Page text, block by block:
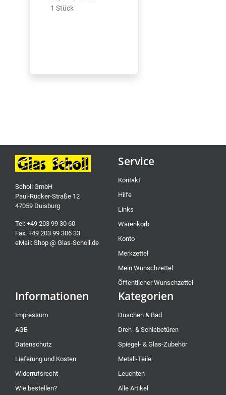
1 Stück
Scholl GmbH
Paul-Rücker-Straße 12
47059 Duisburg
Tel: +49 203 99 30 60
Fax: +49 203 99 306 33
eMail: Shop @ Glas-Scholl.de
Service
Kontakt
Hilfe
Links
Warenkorb
Konto
Merkzettel
Mein Wunschzettel
Öffentlicher Wunschzettel
Informationen
Impressum
AGB
Datenschutz
Lieferung und Kosten
Widerrufsrecht
Wie bestellen?
Kategorien
Duschen & Bad
Dreh- & Schiebetüren
Spiegel- & Glas-Zubehör
Metall-Teile
Leuchten
Alle Artikel